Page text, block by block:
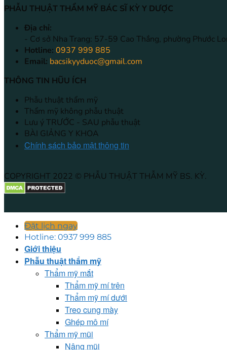
PHẪU THUẬT THẨM MỸ BÁC SĨ KỲ Y DƯỢC
Địa chỉ:
- Cơ sở Nha Trang: 57-59 Cao Thắng, phường Phước
Hotline: 0937 999 885
Email: bacsikyyduoc@gmail.com
THÔNG TIN HŨU ÍCH
Phẫu thuật thẩm mỹ
Thẩm mỹ không phẫu thuật
Lưu ý TRƯỚC - SAU phẫu thuật
BÀI GIẢNG Y KHOA
Chính sách bảo mật thông tin
COPYRIGHT 2022 © PHẪU THUẬT THẪM MỸ BS. KỲ.
Đặt lịch ngay
Hotline: 0937 999 885
Giới thiệu
Phẫu thuật thẩm mỹ
Thẩm mỹ mắt
Thẩm mỹ mí trên
Thẩm mỹ mí dưới
Treo cung mày
Ghép mô mí
Thẩm mỹ mũi
Nâng mũi